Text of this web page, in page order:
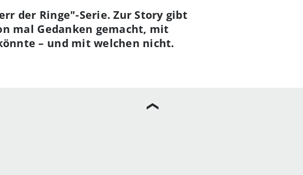
der Ringe"-Serie. Zur Story gibt
mal Gedanken gemacht, mit
– und mit welchen nicht.